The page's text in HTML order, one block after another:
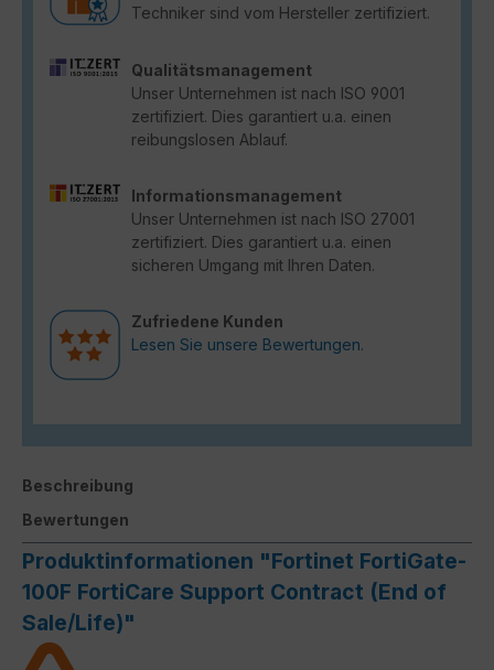
Techniker sind vom Hersteller zertifiziert.
Qualitätsmanagement
Unser Unternehmen ist nach ISO 9001
zertifiziert. Dies garantiert u.a. einen
reibungslosen Ablauf.
Informationsmanagement
Unser Unternehmen ist nach ISO 27001
zertifiziert. Dies garantiert u.a. einen
sicheren Umgang mit Ihren Daten.
Zufriedene Kunden
Lesen Sie unsere Bewertungen.
Beschreibung
Bewertungen
Produktinformationen "Fortinet FortiGate-
100F FortiCare Support Contract (End of
Sale/Life)"